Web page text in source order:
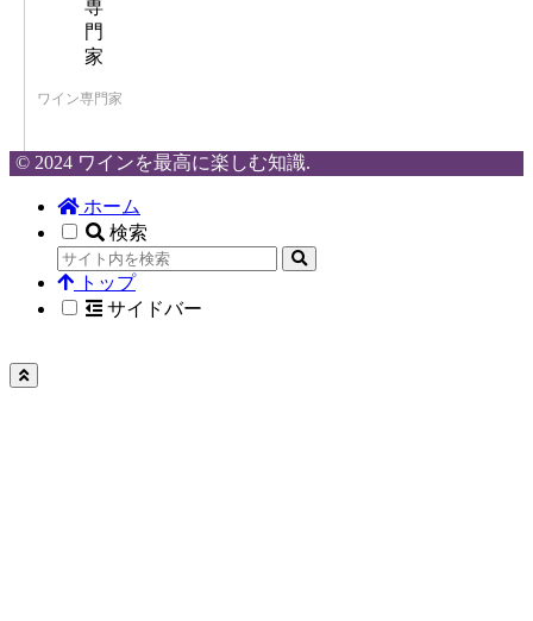
ワイン専門家
© 2024 ワインを最高に楽しむ知識.
ホーム
検索
トップ
サイドバー